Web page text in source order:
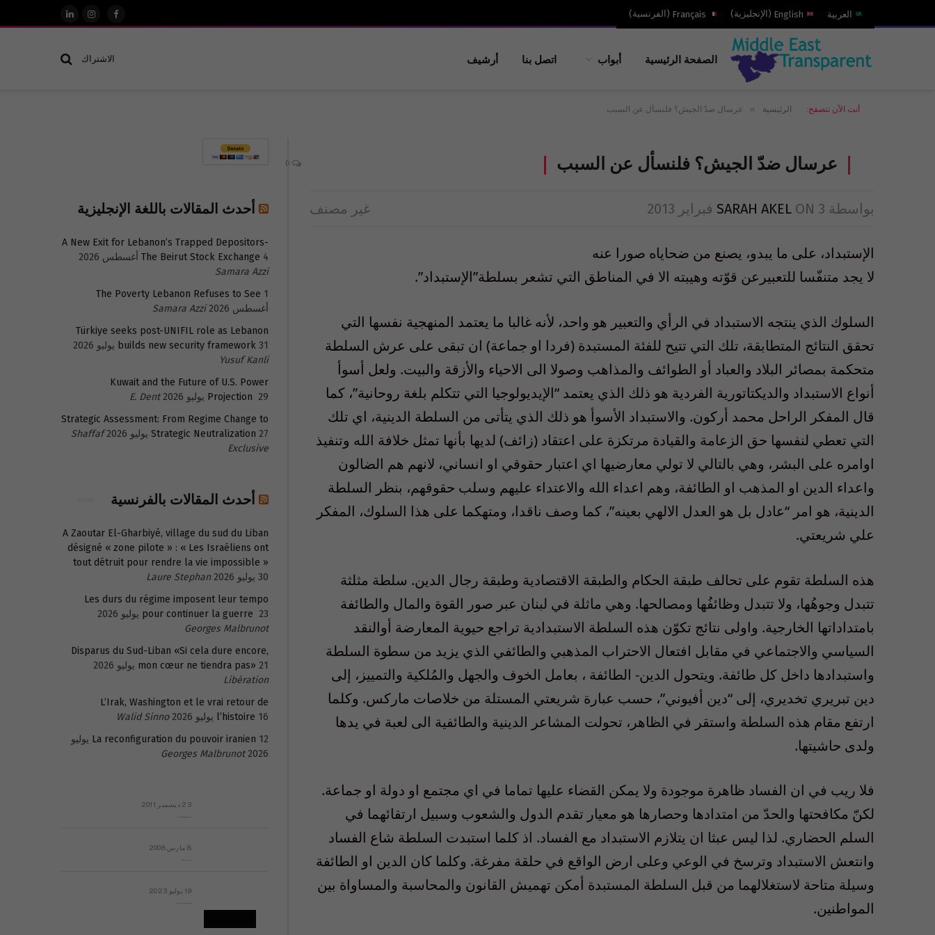
العربية English
( الإنجليزية)
Français
( الفرنسية)
فيسبوكالانستغرام
لينكدإن
الصفحة الرئيسية أبواب اتصل بنا أرشيف الاشتراك
أنت الآن تتصفح: الرئيسية » عرسال ضدّ الجيش؟ فلنسأل عن السبب
عرسال ضدّ الجيش؟ فلنسأل عن السبب
بواسطة SARAH AKEL ON 3 فبراير 2013 غير مصنف
الإستبداد، على ما يبدو، يصنع من ضحاياه صورا عنه
لا يجد متنفّسا للتعبيرعن قوّته وهيبته الا في المناطق التي تشعر بسلطة”الإستبداد”.
السلوك الذي ينتجه الاستبداد في الرأي والتعبير هو واحد، لأنه غالبا ما يعتمد المنهجية نفسها التي
تحقق النتائج المتطابقة، تلك التي تتيح للفئة المستبدة (فردا او جماعة) ان تبقى على عرش السلطة
متحكمة بمصائر البلاد والعباد أو الطوائف والمذاهب وصولا الى الاحياء والأزقة والبيت. ولعل أسوأ
أنواع الاستبداد والديكتاتورية الفردية هو ذلك الذي يعتمد “الإيديولوجيا التي تتكلم بلغة روحانية”، كما
قال المفكر الراحل محمد أركون. والاستبداد الأسوأ هو ذلك الذي يتأتى من السلطة الدينية، اي تلك
التي تعطي لنفسها حق الزعامة والقيادة مرتكزة على اعتقاد (زائف) لديها بأنها تمثل خلافة الله وتنفيذ
اوامره على البشر، وهي بالتالي لا تولي معارضيها اي اعتبار حقوقي او انساني، لانهم هم الضالون
واعداء الدين او المذهب او الطائفة، وهم اعداء الله والاعتداء عليهم وسلب حقوقهم، بنظر السلطة
الدينية، هو امر “عادل بل هو العدل الالهي بعينه”، كما وصف ناقدا، ومتهكما على هذا السلوك، المفكر
علي شريعتي.
هذه السلطة تقوم على تحالف طبقة الحكام والطبقة الاقتصادية وطبقة رجال الدين. سلطة مثلثة
تتبدل وجوهُها، ولا تتبدل وظائفُها ومصالحها. وهي ماثلة في لبنان عبر صور القوة والمال والطائفة
بامتداداتها الخارجية. واولى نتائج تكوّن هذه السلطة الاستبدادية تراجع حيوية المعارضة أوالنقد
السياسي والاجتماعي في مقابل افتعال الاحتراب المذهبي والطائفي الذي يزيد من سطوة السلطة
واستبدادها داخل كل طائفة. ويتحول الدين- الطائفة ، بعامل الخوف والجهل والمُلكية والتمييز، إلى
دين تبريري تخديري، إلى “دين أفيوني”، حسب عبارة شريعتي المستلة من خلاصات ماركس. وكلما
ارتفع مقام هذه السلطة واستقر في الظاهر، تحولت المشاعر الدينية والطائفية الى لعبة في يدها
ولدى حاشيتها.
فلا ريب في ان الفساد ظاهرة موجودة ولا يمكن القضاء عليها تماما في اي مجتمع او دولة او جماعة.
لكنّ مكافحتها والحدّ من امتدادها وحصارها هو معيار تقدم الدول والشعوب وسبيل ارتقائهما في
السلم الحضاري. لذا ليس عبثا ان يتلازم الاستبداد مع الفساد. اذ كلما استبدت السلطة شاع الفساد
وانتعش الاستبداد وترسخ في الوعي وعلى ارض الواقع في حلقة مفرغة. وكلما كان الدين او الطائفة
وسيلة متاحة لاستغلالهما من قبل السلطة المستبدة أمكن تهميش القانون والمحاسبة والمساواة بين
المواطنين.
أحدث المقالات باللغة الإنجليزية
A New Exit for Lebanon’s Trapped Depositors-
The Beirut Stock Exchange 4 أغسطس 2026
Samara Azzi
The Poverty Lebanon Refuses to See 1
أغسطس 2026
Samara Azzi
Türkiye seeks post-UNIFIL role as Lebanon
builds new security framework 31 يوليو 2026
Yusuf Kanli
Kuwait and the Future of U.S. Power
Projection 29 يوليو 2026
E. Dent
Strategic Assessment: From Regime Change to
Strategic Neutralization 27 يوليو 2026
Shaffaf
Exclusive
أحدث المقالات بالفرنسية
A Zaoutar El-Gharbiyé, village du sud du Liban
désigné « zone pilote » : « Les Israéliens ont
tout détruit pour rendre la vie impossible »
30 يوليو 2026
Laure Stephan
Les durs du régime imposent leur tempo
pour continuer la guerre 23 يوليو 2026
Georges Malbrunot
Disparus du Sud-Liban «Si cela dure encore,
mon cœur ne tiendra pas» 21 يوليو 2026
Libération
L’Irak, Washington et le vrai retour de
l’histoire 16 يوليو 2026
Walid Sinno
La reconfiguration du pouvoir iranien 12 يوليو
2026
Georges Malbrunot
23 ديسمبر 2011
8 مارس 2008
19 يوليو 2023